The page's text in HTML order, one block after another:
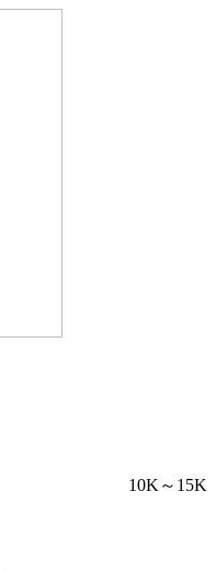
10K～15K